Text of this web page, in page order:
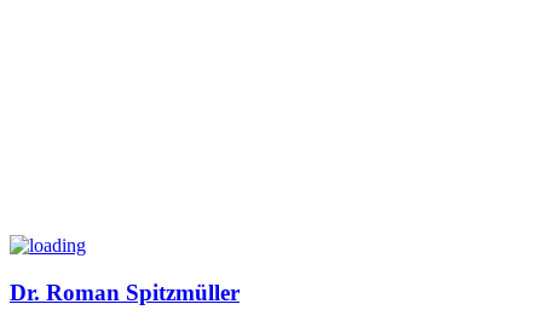
Dr. Roman Spitzmüller